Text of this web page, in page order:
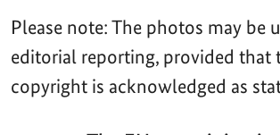
Please note: The photos may be
editorial reporting, provided that
copyright is acknowledged as